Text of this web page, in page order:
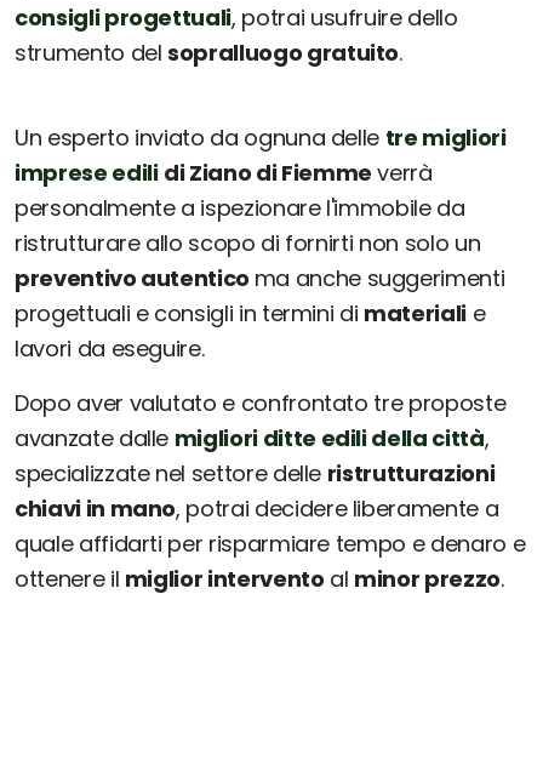
consigli progettuali, potrai usufruire dello
strumento delsopralluogo gratuito.
Un esperto inviato da ognuna delle tre migliori
imprese edili di Ziano di Fiemme verrà
personalmente a ispezionare l'immobile da
ristrutturare allo scopo di fornirti non solo un
preventivo autentico ma anche suggerimenti
progettuali e consigli in termini di materialie
lavori da eseguire.
Dopo aver valutato e confrontato tre proposte
avanzate dalle migliori ditte edili della città,
specializzate nel settore delle ristrutturazioni
chiavi in mano, potrai decidere liberamente a
quale affidarti per risparmiare tempo e denaro e
ottenere il miglior intervento al minor prezzo.